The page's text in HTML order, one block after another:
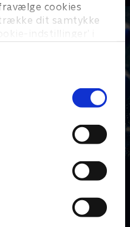
cookies
dit samtykke
indstillinger’ i
julehjerter. Frem
på hotellet og ingen